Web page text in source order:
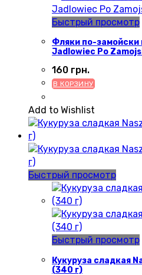
Быстрый просмотр
Фляки по-замойски
Jadlowiec Po
160 грн.
В КОРЗИНУ
Add to Wishlist
Быстрый просмотр
Быстрый просмотр
Кукуруза сладкая
(340 г)